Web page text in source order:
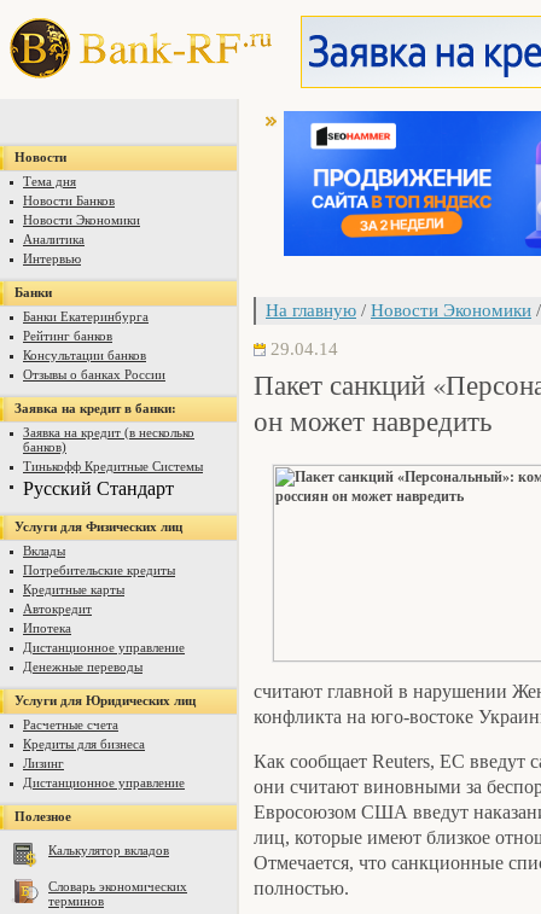
Новости
Тема дня
Новости Банков
Новости Экономики
Аналитика
Интервью
Банки
Банки Екатеринбурга
Рейтинг банков
Консультации банков
Отзывы о банках России
Заявка на кредит в банки:
Заявка на кредит (в несколько
банков)
Тинькофф Кредитные Системы
Русский Стандарт
Услуги для Физических лиц
Вклады
Потребительские кредиты
Кредитные карты
Автокредит
Ипотека
Дистанционное управление
Денежные переводы
Услуги для Юридических лиц
Расчетные счета
Кредиты для бизнеса
Лизинг
Дистанционное управление
Полезное
Калькулятор вкладов
Словарь экономических
терминов
На главную / Новости Экономики /
29.04.14
Пакет санкций
он может навредить
считают главной в нарушении
конфликта на юго-востоке
Как сообщает Reuters, ЕС введут
они считают виновными за
Евросоюзом США введут
лиц, которые имеют близкое
Отмечается, что санкционные
полностью.